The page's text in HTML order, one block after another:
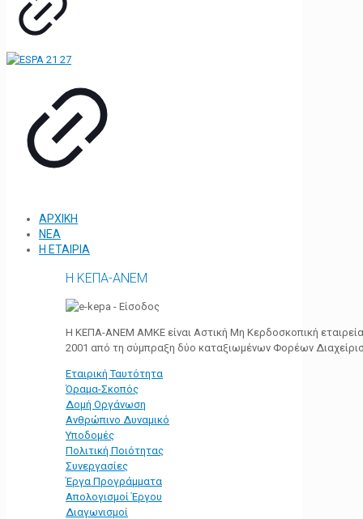
ΑΡΧΙΚΗ
ΝΕΑ
Η ΕΤΑΙΡΙΑ
Η ΚΕΠΑ-ΑΝΕΜ
Η ΚΕΠΑ-ΑΝΕΜ ΑΜΚΕ είναι Αστική Μη Κερδοσκοπική
2001 από τη σύμπραξη δύο καταξιωμένων Φορέων
Εταιρική Ταυτότητα
Όραμα-Σκοπός
Δομή Οργάνωση
Ανθρώπινο Δυναμικό
Υποδομές
Πολιτική Ποιότητας
Συνεργασίες
Έργα Προγράμματα
Απολογισμοί Έργου
Διαγωνισμοί